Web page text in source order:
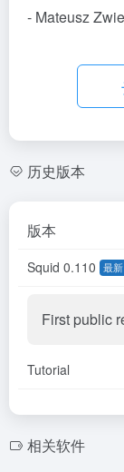
- Mateusz
历史版本
版本
Squid 0.110 最新
First public
Tutorial
相关软件